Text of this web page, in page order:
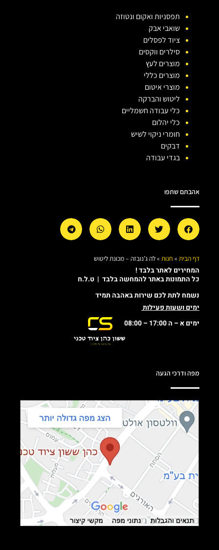
תפסניות ואקום ונטוזה
שואבי אבק
ציוד לפסלים
סילרים ווקסים
מוצרים לעץ
מוצרים כללי
מוצרי איטום
ליטוש והברקה
כלי עבודה חשמליים
כלי יהלום
חומרי ניקוי לשיש
דבקים
בגדי עבודה
אהבתם שתפו
דף הבית » חנות »לה ג’נובזה – מכונת ליטוש
המחירים לאתר בלבד !
כל התמונות באתר להמחשה בלבד | ט.ל.ח
נשמח לתת לכם שירות באהבה תמיד
ימים ושעות פעילות
ימים א – ה 17:00 – 08:00
מפה ודרכי הגעה